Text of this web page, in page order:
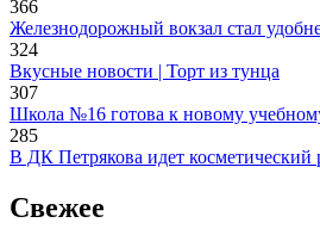
366
Железнодорожный вокзал стал
324
Вкусные новости | Торт из тунца
307
Школа №16 готова к новому
285
В ДК Петрякова идет косметический
Свежее